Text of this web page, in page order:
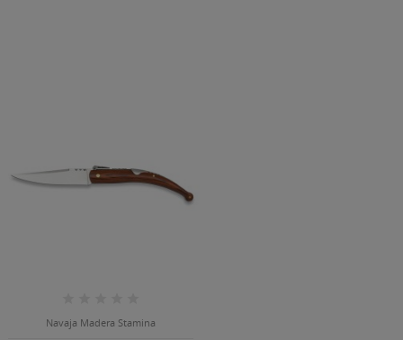
Navaja Madera Stamina